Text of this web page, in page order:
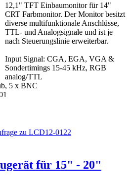
12,1" TFT Einbaumonitor für 14"
CRT Farbmonitor. Der Monitor besitzt
diverse multifunktionale Anschlüsse,
TTL- und Analogsignale und ist je
nach Steuerungslinie erweiterbar.
Input Signal: CGA, EGA, VGA &
Sondertimings 15-45 kHz, RGB
analog/TTL
5 x BNC
zu LCD12-0122
für 15" - 20"